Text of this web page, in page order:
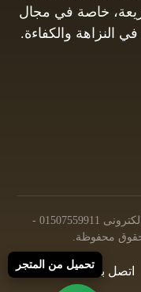
خاصة في مجال
النزاهة والكفاءة.
© حقوق النشر [شركه النمر للتسويق الالكترونى 01507559911 -
محفوظة.
اتصل بناتحميل من المتجر